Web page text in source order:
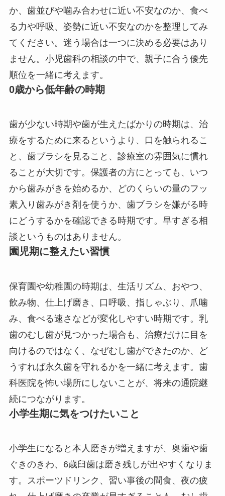
か、歯並びや噛み合わせに近い不安なのか、食べ
る力や呼吸、姿勢に近い不安なのかを整理してみ
てください。迷う場合は一つに決める必要はあり
ません。小児歯科の相談の中で、親子に合う優先
順位を一緒に考えます。
0歳から低年齢の時期
歯が少ない時期や歯が生えたばかりの時期は、治
療をするために来るというより、口を触られるこ
と、歯ブラシを見ること、診療室の雰囲気に慣れ
ることが大切です。保護者の方にとっても、いつ
から歯みがきを始めるか、どのくらいの量のフッ
素入り歯みがき剤を使うか、歯ブラシを嫌がる時
にどうするかを確認できる時期です。早すぎる相
談というものはありません。
園児期に整えたい習慣
保育園や幼稚園の時期は、生活リズム、おやつ、
飲み物、仕上げ磨き、口呼吸、指しゃぶり、爪噛
み、食べる速さなどが変化しやすい時期です。乳
歯のむし歯が見つかった場合も、治療だけに目を
向けるのではなく、なぜむし歯ができたのか、ど
うすれば永久歯を守れるかを一緒に考えます。歯
科医院を怖い場所にしないことが、将来の通院継
続につながります。
小学生期に気をつけたいこと
小学生になると本人磨きが増えますが、奥歯や歯
ぐきのきわ、6歳臼歯は磨き残しが出やすくなりま
す。スポーツドリンク、習い事後の間食、夜の疲